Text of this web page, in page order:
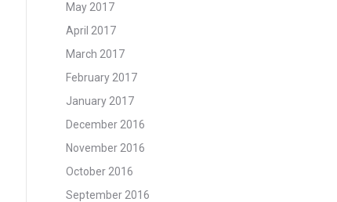
May 2017
April 2017
March 2017
February 2017
January 2017
December 2016
November 2016
October 2016
September 2016